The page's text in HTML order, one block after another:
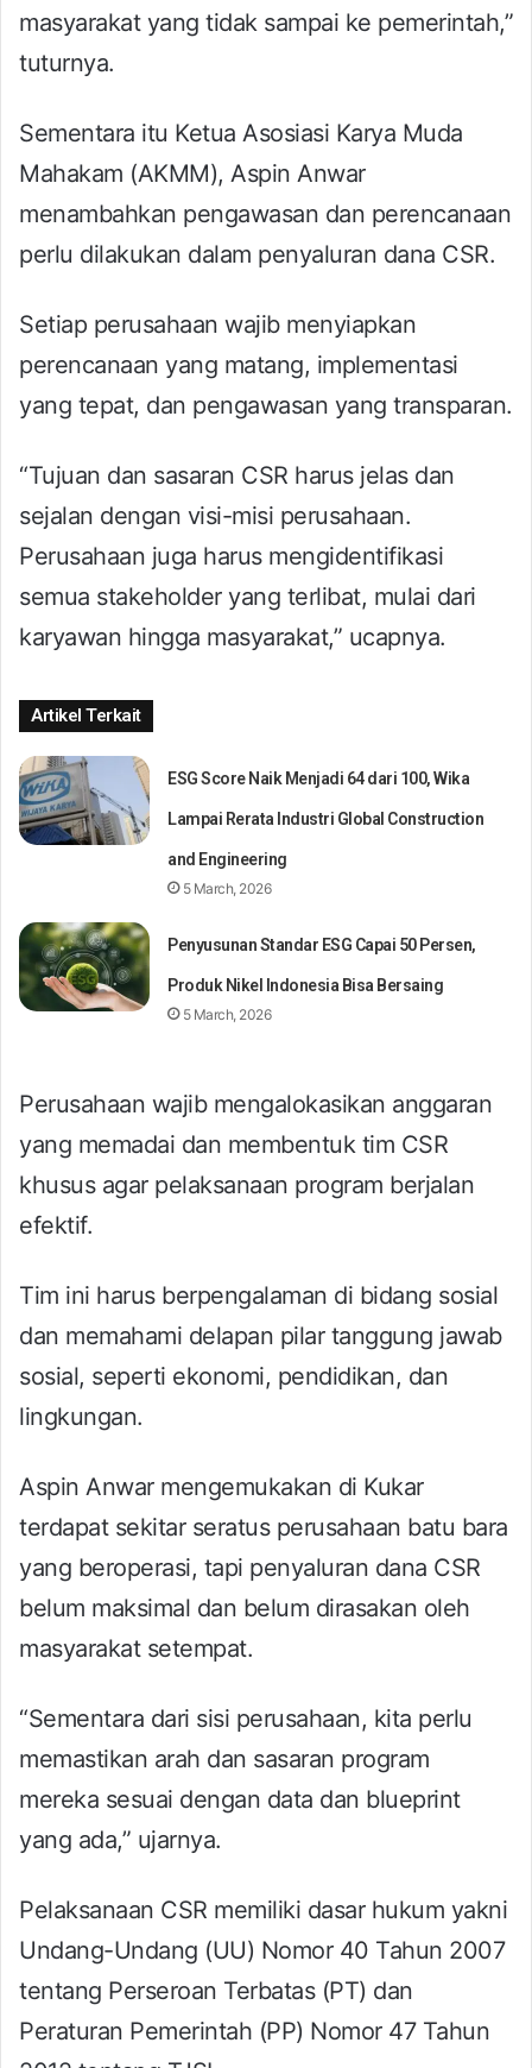
masyarakat yang tidak sampai ke pemerintah,”
tuturnya.
Sementara itu Ketua Asosiasi Karya Muda
Mahakam (AKMM), Aspin Anwar
menambahkan pengawasan dan perencanaan
perlu dilakukan dalam penyaluran dana CSR.
Setiap perusahaan wajib menyiapkan
perencanaan yang matang, implementasi
yang tepat, dan pengawasan yang transparan.
“Tujuan dan sasaran CSR harus jelas dan
sejalan dengan visi-misi perusahaan.
Perusahaan juga harus mengidentifikasi
semua stakeholder yang terlibat, mulai dari
karyawan hingga masyarakat,” ucapnya.
Artikel Terkait
ESG Score Naik Menjadi 64 dari 100, Wika
Lampai Rerata Industri Global Construction
and Engineering
5 March, 2026
Penyusunan Standar ESG Capai 50 Persen,
Produk Nikel Indonesia Bisa Bersaing
5 March, 2026
Perusahaan wajib mengalokasikan anggaran
yang memadai dan membentuk tim CSR
khusus agar pelaksanaan program berjalan
efektif.
Tim ini harus berpengalaman di bidang sosial
dan memahami delapan pilar tanggung jawab
sosial, seperti ekonomi, pendidikan, dan
lingkungan.
Aspin Anwar mengemukakan di Kukar
terdapat sekitar seratus perusahaan batu bara
yang beroperasi, tapi penyaluran dana CSR
belum maksimal dan belum dirasakan oleh
masyarakat setempat.
“Sementara dari sisi perusahaan, kita perlu
memastikan arah dan sasaran program
mereka sesuai dengan data dan blueprint
yang ada,” ujarnya.
Pelaksanaan CSR memiliki dasar hukum yakni
Undang-Undang (UU) Nomor 40 Tahun 2007
tentang Perseroan Terbatas (PT) dan
Peraturan Pemerintah (PP) Nomor 47 Tahun